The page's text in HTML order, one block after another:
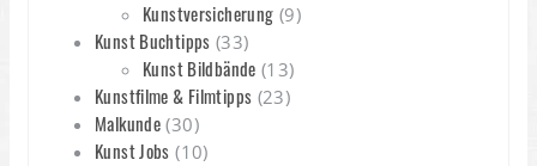
Kunstversicherung (9)
Kunst Buchtipps (33)
Kunst Bildbände (13)
Kunstfilme & Filmtipps (23)
Malkunde (30)
Kunst Jobs (10)